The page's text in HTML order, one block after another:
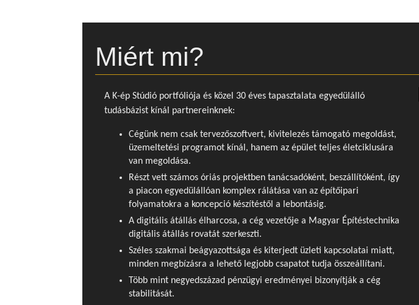
Miért mi?
A K-ép Stúdió portfóliója és közel 30 éves tapasztalata egyedülálló
tudásbázist kínál partnereinknek:
Cégünk nem csak tervezőszoftvert, kivitelezés támogató megoldást,
üzemeltetési programot kínál, hanem az épület teljes életciklusára
van megoldása.
Részt vett számos óriás projektben tanácsadóként, beszállítóként, így
a piacon egyedülállóan komplex rálátása van az építőipari
folyamatokra a koncepció készítéstől a lebontásig.
A digitális átállás élharcosa, a cég vezetője a Magyar Építéstechnika
digitális átállás rovatát szerkeszti.
Széles szakmai beágyazottsága és kiterjedt üzleti kapcsolatai miatt,
minden megbízásra a lehető legjobb csapatot tudja összeállítani.
Több mint negyedszázad pénzügyi eredményei bizonyítják a cég
stabilitását.